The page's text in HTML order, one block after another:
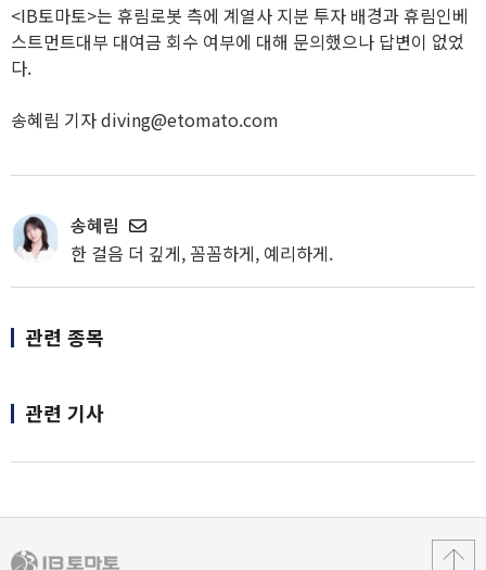
<IB토마토>는 휴림로봇 측에 계열사 지분 투자 배경과 휴림인베
스트먼트대부 대여금 회수 여부에 대해 문의했으나 답변이 없었
다.
송혜림 기자 diving@etomato.com
송혜림
한 걸음 더 깊게, 꼼꼼하게, 예리하게.
관련 종목
관련 기사